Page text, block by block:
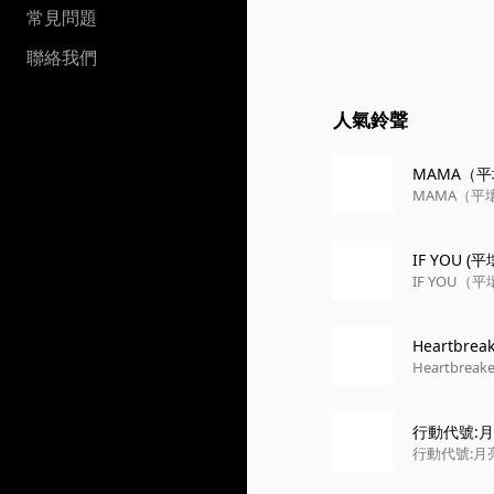
常見問題
聯絡我們
人氣鈴聲
MAMA（
MAMA（平
IF YOU (平
IF YOU（平
行動代號:
行動代號:月